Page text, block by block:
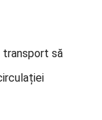
transport să